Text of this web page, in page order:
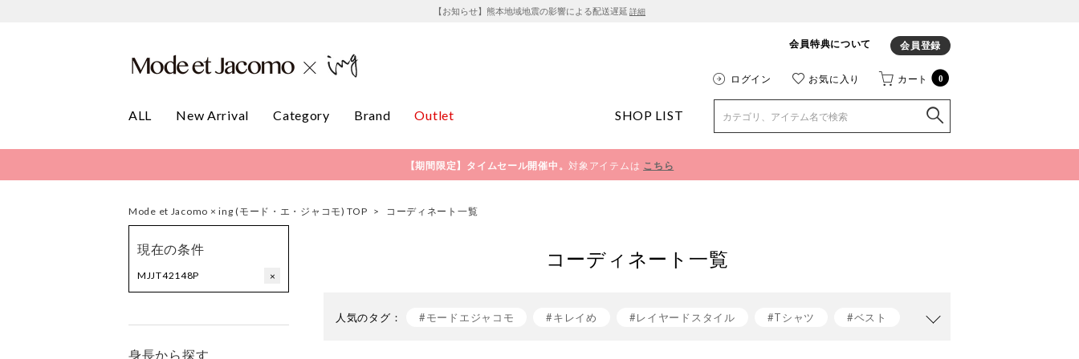
【お知らせ】熊本地域地震の影響による配送遅延 詳細
会員特典について 会員登録
ログイン お気に入り カート 0
ALL New Arrival Category Brand Outlet SHOP LIST
【期間限定】タイムセール開催中。対象アイテムは こちら
Mode et Jacomo × ing (モード・エ・ジャコモ) TOP > コーディネート一覧
現在の条件
MJJT42148P ×
身長から探す
コーディネート一覧
人気のタグ： #モードエジャコモ #キレイめ #レイヤードスタイル #Tシャツ
#ベスト